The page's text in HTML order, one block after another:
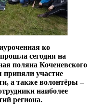
ко
сегодня на
поляна Коченевского
приняли участие
а также волонтёры –
наиболее
региона.